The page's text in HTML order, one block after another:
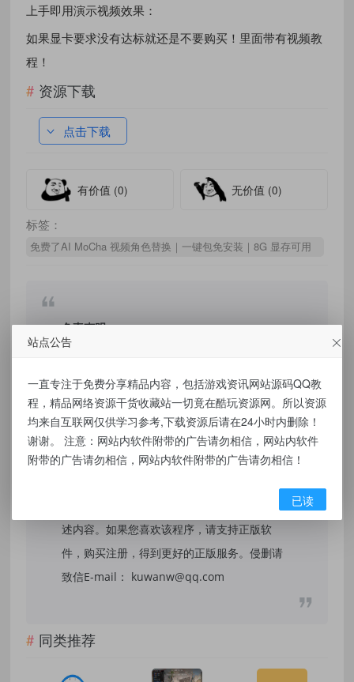
上手即用演示视频效果：
如果显卡要求没有达标就还是不要购买！里面带有视频教
程！
资源下载
点击下载
有价值 (0) 无价值 (0)
标签：
免费了AI MoCha 视频角色替换｜一键包免安装｜8G 显存可用
免责声明：
站无关，所有内容及软件的文章仅限用于学习
和研究目的。不得将上述内容用于商业或者非
法用途，否则，一切后果请用户自负，我们不
保证内容的长久可用性，通过使用本站内容随
述内容。如果您喜欢该程序，请支持正版软
件，购买注册，得到更好的正版服务。侵删请
致信E-mail： kuwanw@qq.com
同类推荐
站点公告
一直专注于免费分享精品内容，包括游戏资讯网站源码QQ教
程，精品网络资源干货收藏站一切竟在酷玩资源网。所以资源
均来自互联网仅供学习参考,下载资源后请在24小时内删除！
谢谢。 注意：网站内软件附带的广告请勿相信，网站内软件
附带的广告请勿相信，网站内软件附带的广告请勿相信！
已读